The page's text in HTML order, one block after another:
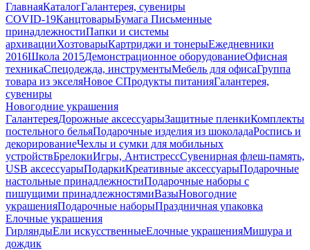
ГлавнаяКаталогГалантерея, сувениры
COVID-19КанцтоварыБумага Письменные
принадлежностиПапки и системы
архивацииХозтоварыКартриджи и тонерыЕжедневники
2016Школа 2015Демонстрационное оборудованиеОфисная
техникаСпецодежда, инструментыМебель для офисаГруппа
товара из экселяНовое СПродукты питанияГалантерея,
сувениры
Новогодние украшения
ГалантереяДорожные аксессуарыЗащитные пленкиКомплекты
постельного бельяПодарочные изделия из шоколадаРоспись и
декорированиеЧехлы и сумки для мобильных
устройствБрелокиИгры, АнтистрессСувенирная флеш-память,
USB аксессуарыПодаркиКреативные аксессуарыПодарочные
настольные принадлежностиПодарочные наборы с
пишущими принадлежностямиВазыНовогодние
украшенияПодарочные наборыПраздничная упаковка
Елочные украшения
ГирляндыЕли искусственныеЕлочные украшенияМишура и
дождик